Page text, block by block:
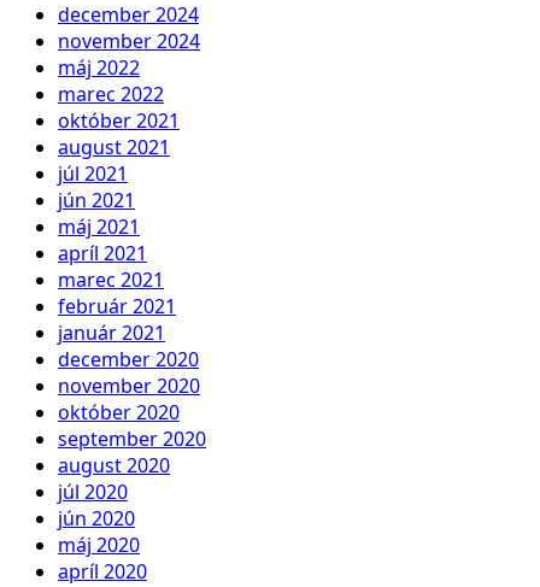
december 2024
november 2024
máj 2022
marec 2022
október 2021
august 2021
júl 2021
jún 2021
máj 2021
apríl 2021
marec 2021
február 2021
január 2021
december 2020
november 2020
október 2020
september 2020
august 2020
júl 2020
jún 2020
máj 2020
apríl 2020